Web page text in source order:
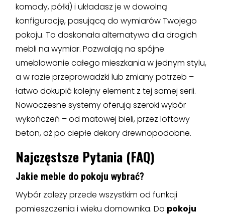
komody, półki) i układasz je w dowolną
konfigurację, pasującą do wymiarów Twojego
pokoju. To doskonała alternatywa dla drogich
mebli na wymiar. Pozwalają na spójne
umeblowanie całego mieszkania w jednym stylu,
a w razie przeprowadzki lub zmiany potrzeb –
łatwo dokupić kolejny element z tej samej serii.
Nowoczesne systemy oferują szeroki wybór
wykończeń – od matowej bieli, przez loftowy
beton, aż po ciepłe dekory drewnopodobne.
Najczęstsze Pytania (FAQ)
Jakie meble do pokoju wybrać?
Wybór zależy przede wszystkim od funkcji
pomieszczenia i wieku domownika. Do pokoju